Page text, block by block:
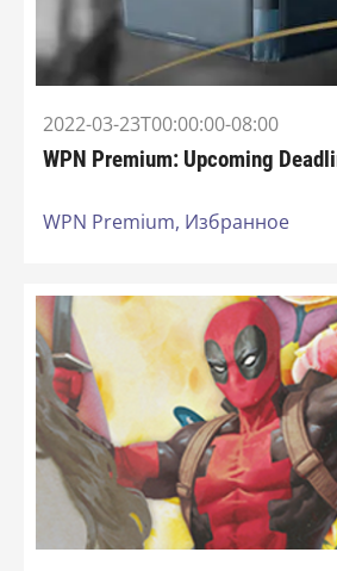
2022-03-23T00:00:00-08:00
WPN Premium: Upcoming
WPN Premium, Избранное